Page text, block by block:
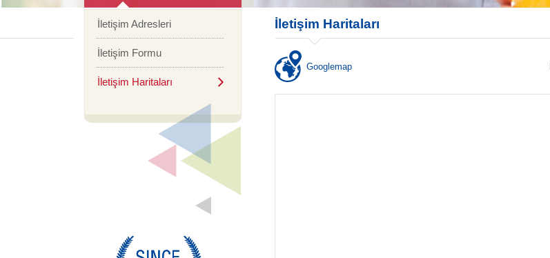
İletişim Adresleri
İletişim Formu
İletişim Haritaları
İletişim Haritaları
Googlemap